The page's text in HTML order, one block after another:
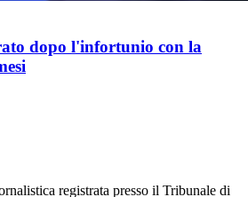
dopo l'infortunio con la
registrata presso il Tribunale di